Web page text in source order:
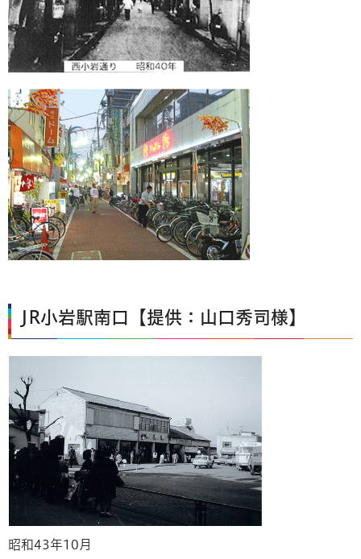
JR小岩駅南口【提供：山口秀司様】
昭和43年10月